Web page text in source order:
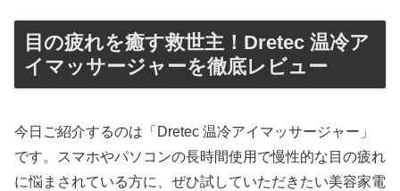
目の疲れを癒す救世主！Dretec 温冷ア
イマッサージャーを徹底レビュー
今日ご紹介するのは「Dretec 温冷アイマッサージャー」
です。スマホやパソコンの長時間使用で慢性的な目の疲れ
に悩まされている方に、ぜひ試していただきたい美容家電